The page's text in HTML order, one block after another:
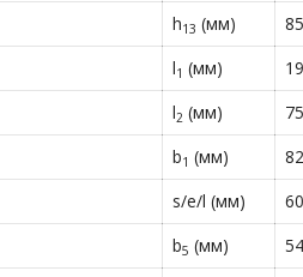
h13 (мм)
85
l1 (мм)
l2 (мм)
b1 (мм)
s/e/l (мм)
b5 (мм)